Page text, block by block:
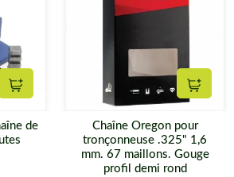
Ajouter au panier
de
Chaîne Oregon pour
tronçonneuse .325" 1,6
mm. 67 maillons. Gouge
profil demi rond